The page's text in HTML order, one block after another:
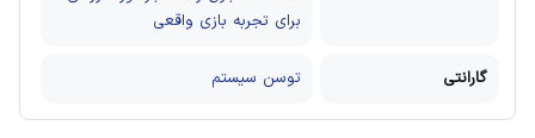
برای تجربه بازی واقعی
گارانتی توسن سیستم